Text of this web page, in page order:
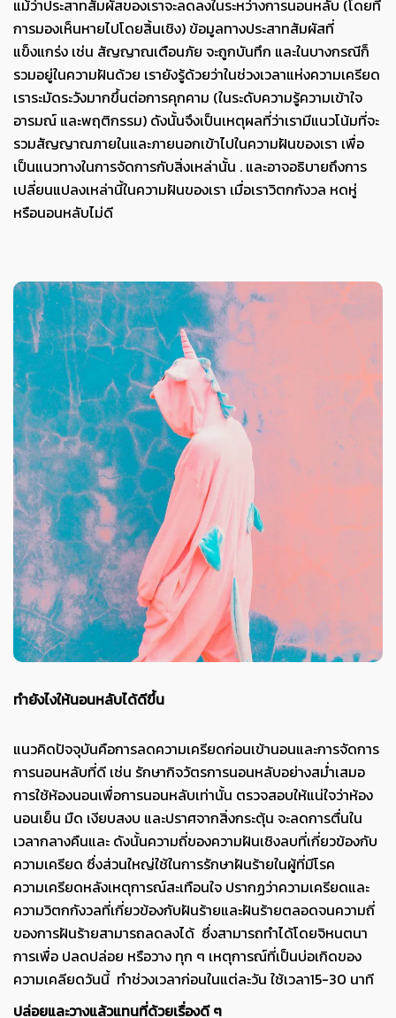
แม้ว่าประสาทสัมผัสของเราจะลดลงในระหว่างการนอนหลับ (โดยที่
การมองเห็นหายไปโดยสิ้นเชิง) ข้อมูลทางประสาทสัมผัสที่
แข็งแกร่ง เช่น สัญญาณเตือนภัย จะถูกบันทึก และในบางกรณีก็
รวมอยู่ในความฝันด้วย เรายังรู้ด้วยว่าในช่วงเวลาแห่งความเครียด
เราระมัดระวังมากขึ้นต่อการคุกคาม (ในระดับความรู้ความเข้าใจ
อารมณ์ และพฤติกรรม) ดังนั้นจึงเป็นเหตุผลที่ว่าเรามีแนวโน้มที่จะ
รวมสัญญาณภายในและภายนอกเข้าไปในความฝันของเรา เพื่อ
เป็นแนวทางในการจัดการกับสิ่งเหล่านั้น . และอาจอธิบายถึงการ
เปลี่ยนแปลงเหล่านี้ในความฝันของเรา เมื่อเราวิตกกังวล หดหู่
หรือนอนหลับไม่ดี
ทำยังไงให้นอนหลับได้ดีขึ้น
แนวคิดปัจจุบันคือการลดความเครียดก่อนเข้านอนและการจัดการ
การนอนหลับที่ดี เช่น รักษากิจวัตรการนอนหลับอย่างสม่ำเสมอ
การใช้ห้องนอนเพื่อการนอนหลับเท่านั้น ตรวจสอบให้แน่ใจว่าห้อง
นอนเย็น มืด เงียบสงบ และปราศจากสิ่งกระตุ้น จะลดการตื่นใน
เวลากลางคืนและ ดังนั้นความถี่ของความฝันเชิงลบที่เกี่ยวข้องกับ
ความเครียด ซึ่งส่วนใหญ่ใช้ในการรักษาฝันร้ายในผู้ที่มีโรค
ความเครียดหลังเหตุการณ์สะเทือนใจ ปรากฏว่าความเครียดและ
ความวิตกกังวลที่เกี่ยวข้องกับฝันร้ายและฝันร้ายตลอดจนความถี่
ของการฝันร้ายสามารถลดลงได้ ซึ่งสามารถทำได้โดยจิหนตนา
การเพื่อ ปลดปล่อย หรือวาง ทุก ๆ เหตุการณ์ที่เป็นบ่อเกิดของ
ความเคลียดวันนี้ ทำช่วงเวลาก่อนในแต่ละวัน ใช้เวลา15-30 นาที
ปล่อยและวางแล้วแทนที่ด้วยเรื่องดี ๆ